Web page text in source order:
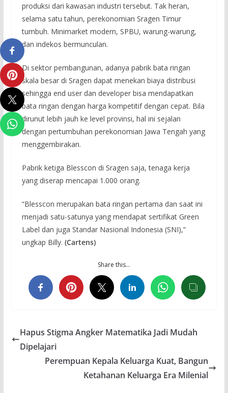
produksi dari kawasan industri tersebut. Tak heran,
selama satu tahun, perekonomian Sragen Timur
tumbuh. Minimarket modern, SPBU, warung-warung,
dan indekos bermunculan.
Di sektor pembangunan, adanya pabrik bata ringan
skala besar di Sragen dapat menekan biaya distribusi
sehingga end user dan developer bisa mendapatkan
bata ringan dengan harga kompetitif dengan cepat. Bila
dirunut lebih jauh ke level provinsi, hal ini sejalan
dengan pertumbuhan perekonomian Jawa Tengah yang
menggembirakan.
Pabrik ketiga Blesscon di Sragen saja, tenaga kerja
yang diserap mencapai 1.000 orang.
“Blesscon merupakan bata ringan pertama dan saat ini
menjadi satu-satunya yang mendapat sertifikat Green
Label dan juga Standar Nasional Indonesia (SNI),”
ungkap Billy. (Cartens)
Share this…
Hapus Stigma Angker Matematika Jadi Mudah
Dipelajari
Perempuan Kepala Keluarga Kuat, Bangun
Ketahanan Keluarga Era Milenial